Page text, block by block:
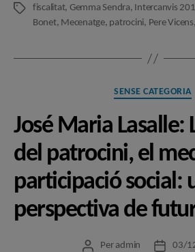
Etiquetesfiscalitat, Gemma Sendra, Intercanvis
Bonet, Mecenatge, patrocini, Pere Vicens,
SENSE CATEGORIA
José Maria Lasalle:
del patrocini, el
participació social:
perspectiva de
Autor
Per admin
Data03/